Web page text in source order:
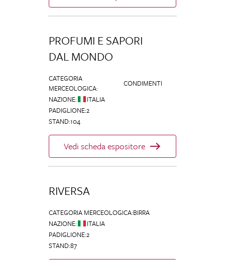
PROFUMI E SAPORI
DAL MONDO
CATEGORIA
MERCEOLOGICA:
CONDIMENTI
NAZIONE:
ITALIA
PADIGLIONE:2
STAND:104
Vedi scheda espositore
RIVERSA
CATEGORIA MERCEOLOGICA:BIRRA
NAZIONE:
ITALIA
PADIGLIONE:2
STAND:87